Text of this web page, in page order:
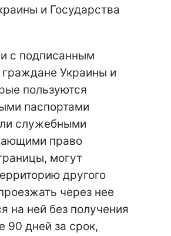
и Государства
с подписанным
Украины и
пользуются
паспортами
служебными
право
могут
другого
через нее
на ней без получения
90 дней за срок,